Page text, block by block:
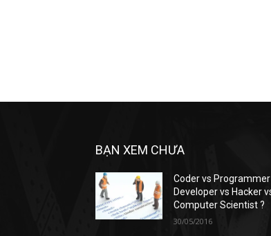
BẠN XEM CHƯA
Coder vs Programmer
Developer vs Hacker
Computer Scientist ?
30/05/2016